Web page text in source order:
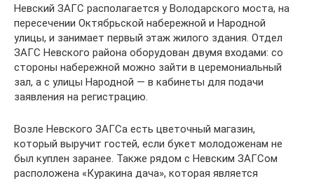
Невский ЗАГС располагается у Володарского моста, на
пересечении Октябрьской набережной и Народной
улицы, и занимает первый этаж жилого здания. Отдел
ЗАГС Невского района оборудован двумя входами: со
стороны набережной можно зайти в церемониальный
зал, а с улицы Народной — в кабинеты для подачи
заявления на регистрацию.
Возле Невского ЗАГСа есть цветочный магазин,
который выручит гостей, если букет молодоженам не
был куплен заранее. Также рядом с Невским ЗАГСом
расположена «Куракина дача», которая является